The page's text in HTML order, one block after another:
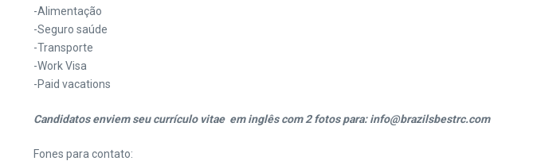
-Alimentação
-Seguro saúde
-Transporte
-Work Visa
-Paid vacations
Candidatos enviem seu currículo vitae em inglês com 2 fotos para: info@brazilsbestrc.com
Fones para contato: